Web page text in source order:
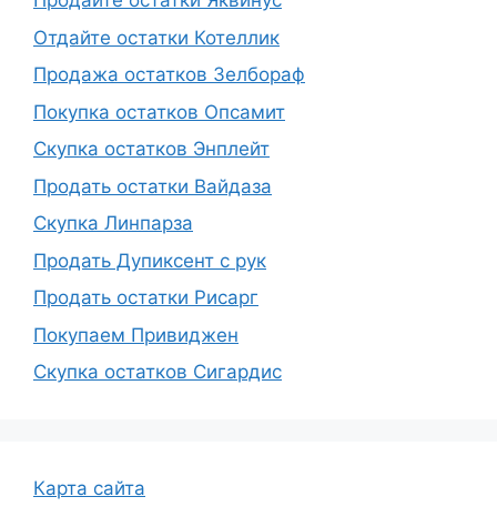
Отдайте остатки Котеллик
Продажа остатков Зелбораф
Покупка остатков Опсамит
Скупка остатков Энплейт
Продать остатки Вайдаза
Скупка Линпарза
Продать Дупиксент с рук
Продать остатки Рисарг
Покупаем Привиджен
Скупка остатков Сигардис
Карта сайта